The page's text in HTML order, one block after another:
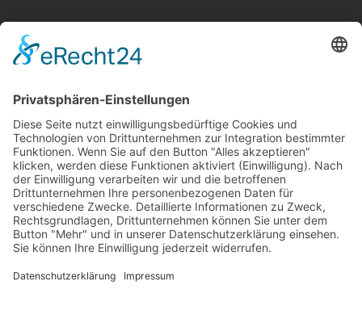
KATEGORIEN
Altersvorsorge
Gerichtsurteile
Gesundheit und Beruf
Haus
KFZ
Recht
Schadenspraxis
Tiere